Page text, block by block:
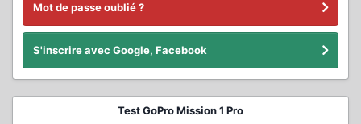
Mot de passe oublié ?
S'inscrire avec Google, Facebook
Test GoPro Mission 1 Pro